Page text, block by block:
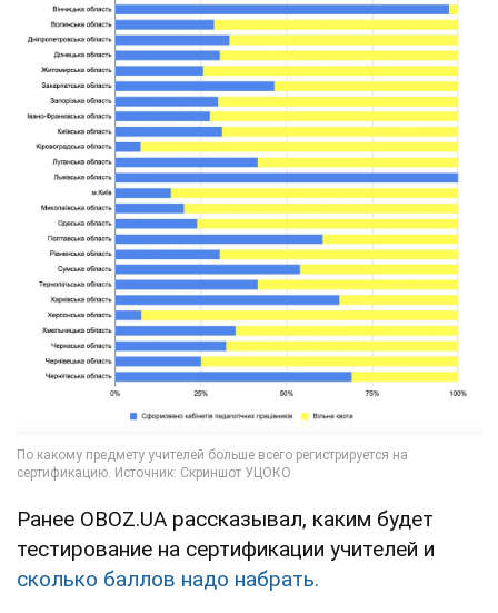
Ранее OBOZ.UA рассказывал, каким будет
тестирование на сертификации учителей и
сколько баллов надо набрать.